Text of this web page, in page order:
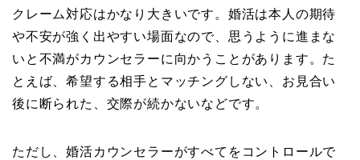
クレーム対応はかなり大きいです。婚活は本人の期待
や不安が強く出やすい場面なので、思うように進まな
いと不満がカウンセラーに向かうことがあります。た
とえば、希望する相手とマッチングしない、お見合い
後に断られた、交際が続かないなどです。
ただし、婚活カウンセラーがすべてをコントロールで